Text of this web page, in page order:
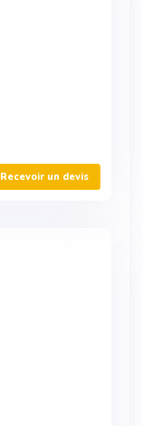
Recevoir un devis